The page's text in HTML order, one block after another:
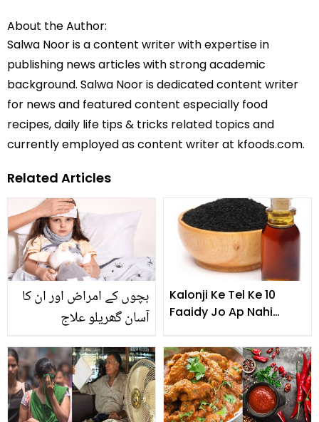
About the Author:
Salwa Noor is a content writer with expertise in
publishing news articles with strong academic
background. Salwa Noor is dedicated content writer
for news and featured content especially food
recipes, daily life tips & tricks related topics and
currently employed as content writer at kfoods.com.
Related Articles
بچوں کے امراض اور ان کا
آسان گھریلو علاج
Kalonji Ke Tel Ke 10
Faaidy Jo Ap Nahi